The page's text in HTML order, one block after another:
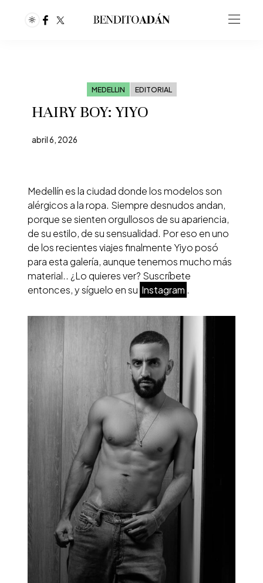
MEDELLIN EDITORIAL
HAIRY BOY: YIYO
abril 6, 2026
Medellín es la ciudad donde los modelos son
alérgicos a la ropa. Siempre desnudos andan,
porque se sienten orgullosos de su apariencia,
de su estilo, de su sensualidad. Por eso en uno
de los recientes viajes finalmente Yiyo posó
para esta galería, aunque tenemos mucho más
material.. ¿Lo quieres ver? Suscríbete
entonces, y síguelo en su Instagram .